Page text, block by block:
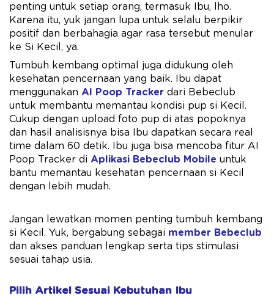
penting untuk setiap orang, termasuk Ibu, lho.
Karena itu, yuk jangan lupa untuk selalu berpikir
positif dan berbahagia agar rasa tersebut menular
ke Si Kecil, ya.
Tumbuh kembang optimal juga didukung oleh
kesehatan pencernaan yang baik. Ibu dapat
menggunakan AI Poop Tracker dari Bebeclub
untuk membantu memantau kondisi pup si Kecil.
Cukup dengan upload foto pup di atas popoknya
dan hasil analisisnya bisa Ibu dapatkan secara real
time dalam 60 detik. Ibu juga bisa mencoba fitur AI
Poop Tracker di Aplikasi Bebeclub Mobile untuk
bantu memantau kesehatan pencernaan si Kecil
dengan lebih mudah.
Jangan lewatkan momen penting tumbuh kembang
si Kecil. Yuk, bergabung sebagai member Bebeclub
dan akses panduan lengkap serta tips stimulasi
sesuai tahap usia.
Pilih Artikel Sesuai Kebutuhan Ibu